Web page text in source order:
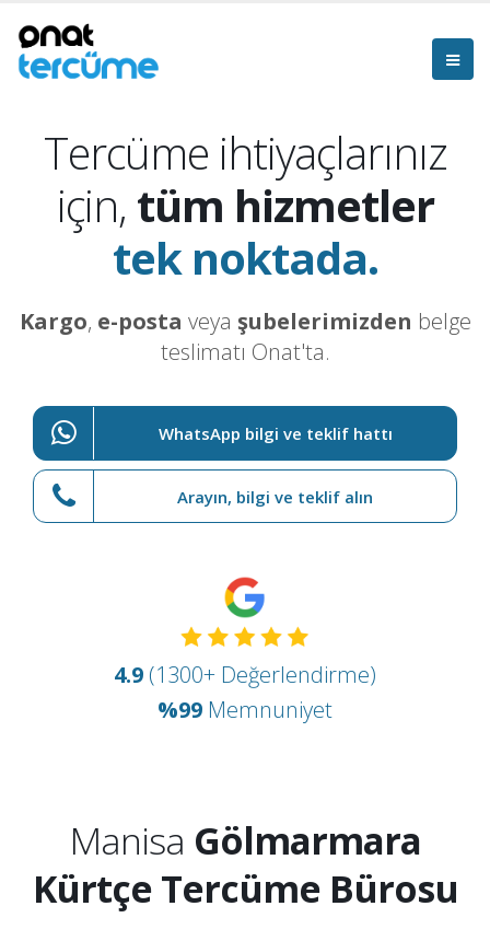
Tercüme ihtiyaçlarınız
için, tüm hizmetler
tek noktada.
Kargo, e-posta veya şubelerimizden belge
teslimatı Onat'ta.
WhatsApp bilgi ve teklif hattı
Arayın, bilgi ve teklif alın
4.9 (1300+ Değerlendirme)
%99 Memnuniyet
Manisa Gölmarmara
Kürtçe Tercüme Bürosu